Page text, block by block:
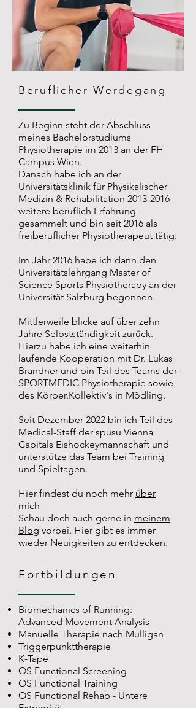
Beruflicher Werdegang
Zu Beginn steht der Abschluss
meines Bachelorstudiums
Physiotherapie im 2013 an der FH
Campus Wien.
Danach habe ich an der
Universitätsklinik für Physikalischer
Medizin & Rehabilitation 2013-2016
weitere beruflich Erfahrung
gesammelt und bin seit 2016 als
freiberuflicher Physiotherapeut tätig.
Im Jahr 2016 habe ich dann den
Universitätslehrgang Master of
Science Sports Physiotherapy an der
Universität Salzburg begonnen.
Mittlerweile blicke auf über zehn
Jahre Selbstständigkeit zurück.
Hierzu habe ich eine weiterhin
laufende Kooperation mit Dr. Lukas
Brandner und bin Teil des Teams der
SPORTMEDIC Physiotherapie sowie
des Körper.Kollektiv's in Mödling.
Seit Dezember 2022 bin ich Teil des
Medical-Staff der spusu Vienna
Capitals Eishockeymannschaft und
unterstütze das Team bei Training
und Spieltagen.
Hier findest du noch mehr über
mich
Schau doch auch gerne in meinem
Blog vorbei. Hier gibt es immer
wieder Neuigkeiten zu entdecken.
Fortbildungen
Biomechanics of Running:
Advanced Movement Analysis
Manuelle Therapie nach Mulligan
Triggerpunkttherapie
K-Tape
OS Functional Screening
OS Functional Training
OS Functional Rehab - Untere